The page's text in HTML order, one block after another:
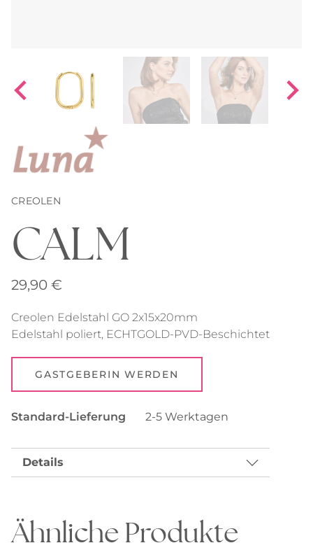
CREOLEN
CALM
29,90 €
Creolen Edelstahl GO 2x15x20mm
Edelstahl poliert, ECHTGOLD-PVD-Beschichtet
GASTGEBERIN WERDEN
Standard-Lieferung 2-5 Werktagen
Details
Ähnliche Produkte